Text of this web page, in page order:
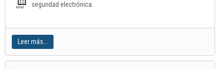
seguridad electrónica.
Leer más...